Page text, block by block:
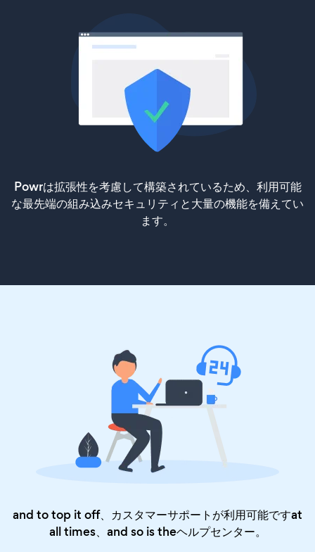
Powrは拡張性を考慮して構築されているため、利用可能
な最先端の組み込みセキュリティと大量の機能を備えてい
ます。
and to top it off、カスタマーサポートが利用可能ですat
all times、and so is theヘルプセンター。